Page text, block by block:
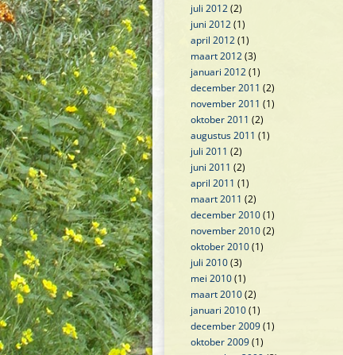
juli 2012(2)
juni 2012(1)
april 2012(1)
maart 2012(3)
januari 2012(1)
december 2011 (2)
november 2011 (1)
oktober 2011 (2)
augustus 2011 (1)
juli 2011 (2)
juni 2011 (2)
april 2011 (1)
maart 2011 (2)
december 2010(1)
november 2010(2)
oktober 2010(1)
juli 2010(3)
mei 2010(1)
maart 2010(2)
januari 2010(1)
december 2009(1)
oktober 2009(1)